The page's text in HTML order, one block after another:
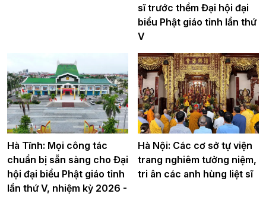
sĩ trước thềm Đại hội đại
biểu Phật giáo tỉnh lần thứ
V
Hà Tĩnh: Mọi công tác
chuẩn bị sẵn sàng cho Đại
hội đại biểu Phật giáo tỉnh
lần thứ V, nhiệm kỳ 2026 -
Hà Nội: Các cơ sở tự viện
trang nghiêm tưởng niệm,
tri ân các anh hùng liệt sĩ